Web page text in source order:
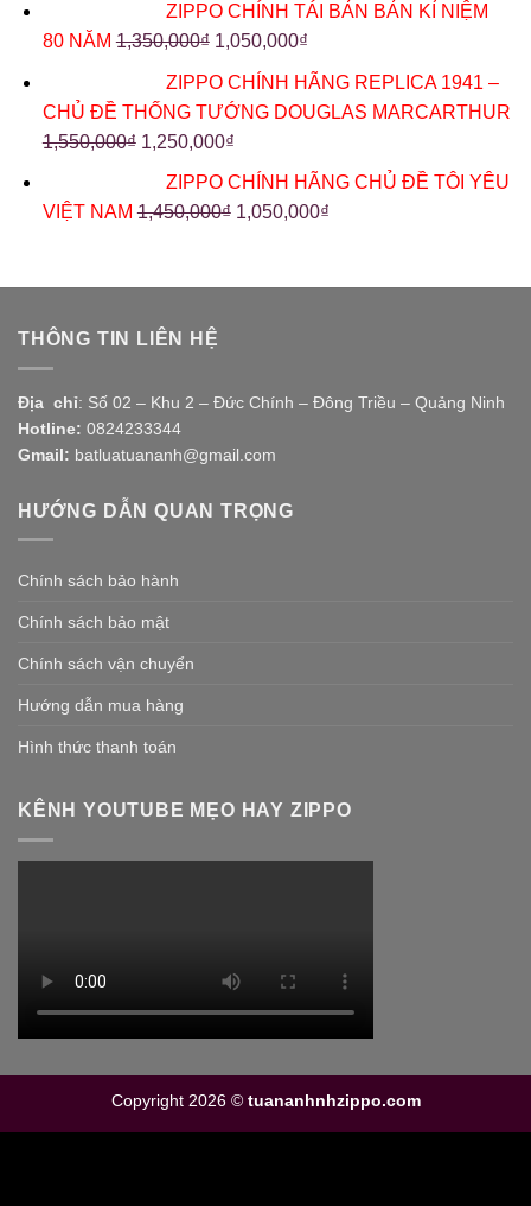
ZIPPO CHÍNH TÁI BẢN BẢN KỈ NIỆM
80 NĂM 1,350,000₫ 1,050,000₫
ZIPPO CHÍNH HÃNG REPLICA 1941 –
CHỦ ĐỀ THỐNG TƯỚNG DOUGLAS MARCARTHUR
1,550,000₫ 1,250,000₫
ZIPPO CHÍNH HÃNG CHỦ ĐỀ TÔI YÊU
VIỆT NAM 1,450,000₫ 1,050,000₫
THÔNG TIN LIÊN HỆ
Địa chỉ: Số 02 – Khu 2 – Đức Chính – Đông Triều – Quảng Ninh
Hotline: 0824233344
Gmail: batluatuananh@gmail.com
HƯỚNG DẪN QUAN TRỌNG
Chính sách bảo hành
Chính sách bảo mật
Chính sách vận chuyển
Hướng dẫn mua hàng
Hình thức thanh toán
KÊNH YOUTUBE MẸO HAY ZIPPO
Copyright 2026 © tuananhnhzippo.com